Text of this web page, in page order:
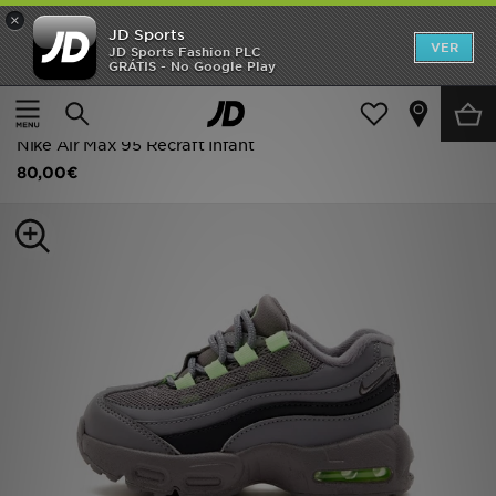
×
JD Sports
JD Sports Fashion PLC
GRÁTIS - No Google Play
VER
Página principal
Criança
Calçado de bebé (Tamanhos 16-27)
Nike Air Max 95 Recraft Infant
80,00€
INÍCIO
Promoções
NOVIDADES
MULHER
DESPORTO
FUTEBOL JD